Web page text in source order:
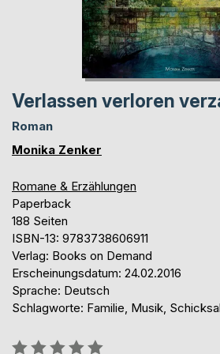
Verlassen verloren
Roman
Monika Zenker
Romane & Erzählungen
Paperback
188 Seiten
ISBN-13: 9783738606911
Verlag: Books on Demand
Erscheinungsdatum: 24.02.2016
Sprache: Deutsch
Schlagworte: Familie, Musik, Schicksal
Bewertung::